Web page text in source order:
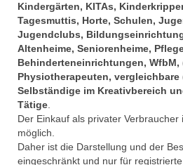
Kindergärten, KITAs,
Tagesmuttis, Horte, Schulen,
Jugendclubs,
Altenheime, Seniorenheime,
Behinderteneinrichtungen, WfbM,
Physiotherapeuten,
Selbständige im Kreativbereich
Tätige
Der Einkauf als privater Verbraucher
möglich.
Daher ist die Darstellung und der
eingeschränkt und nur für